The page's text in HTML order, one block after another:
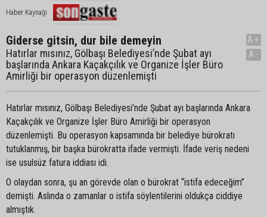
Haber Kaynağı
Giderse gitsin, dur bile demeyin
Hatırlar mısınız, Gölbaşı Belediyesi’nde Şubat ayı
başlarında Ankara Kaçakçılık ve Organize İşler Büro
Amirliği bir operasyon düzenlemişti
A+
A-
Hatırlar mısınız, Gölbaşı Belediyesi’nde Şubat ayı başlarında Ankara
Kaçakçılık ve Organize İşler Büro Amirliği bir operasyon
düzenlemişti. Bu operasyon kapsamında bir belediye bürokratı
tutuklanmış, bir başka bürokratta ifade vermişti. İfade veriş nedeni
ise usulsüz fatura iddiası idi.
O olaydan sonra, şu an görevde olan o bürokrat “istifa edeceğim”
demişti. Aslında o zamanlar o istifa söylentilerini oldukça ciddiye
almıştık.